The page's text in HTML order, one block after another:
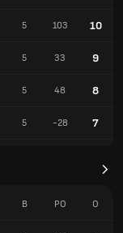
5 103 10
5 33 9
5 48 8
5 -28 7
В РО О